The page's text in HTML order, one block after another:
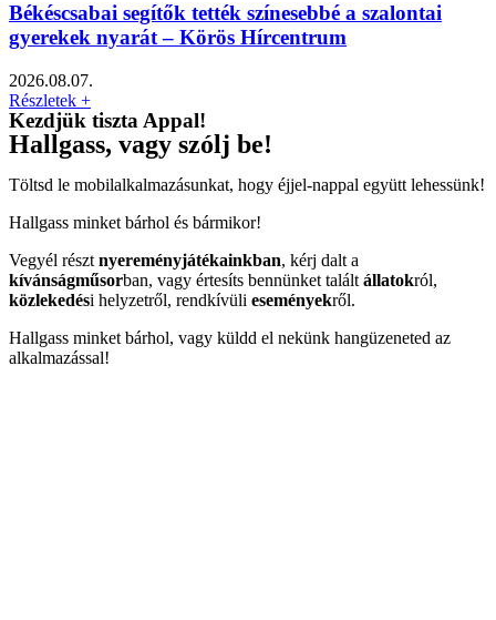
Békéscsabai segítők tették színesebbé a szalontai
gyerekek nyarát – Körös Hírcentrum
2026.08.07.
Részletek +
Kezdjük tiszta Appal!
Hallgass, vagy szólj be!
Töltsd le mobilalkalmazásunkat, hogy éjjel-nappal együtt lehessünk!
Hallgass minket bárhol és bármikor!
Vegyél részt nyereményjátékainkban, kérj dalt a
kívánságműsorban, vagy értesíts bennünket talált állatokról,
közlekedési helyzetről, rendkívüli eseményekről.
Hallgass minket bárhol, vagy küldd el nekünk hangüzeneted az
alkalmazással!